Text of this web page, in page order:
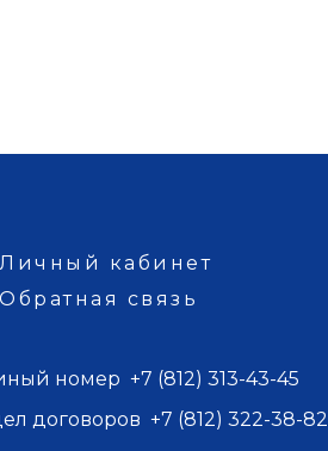
Личный кабинет
Обратная связь
номер+7 (812) 313-43-45
договоров+7 (812) 322-38-82